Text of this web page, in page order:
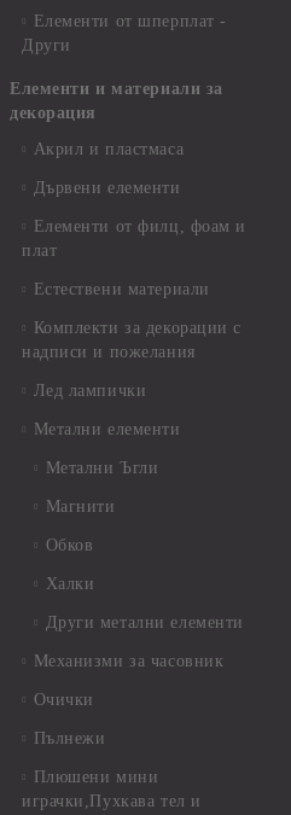
Елементи от шперплат -
Други
Елементи и материали за
декорация
Акрил и пластмаса
Дървени елементи
Елементи от филц, фоам и
плат
Естествени материали
Комплекти за декорации с
надписи и пожелания
Лед лампички
Метални елементи
Метални Ъгли
Магнити
Обков
Халки
Други метални елементи
Механизми за часовник
Очички
Пълнежи
Плюшени мини
играчки,Пухкава тел и